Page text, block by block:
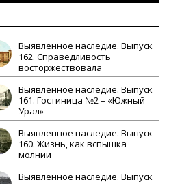
Выявленное наследие. Выпуск
162. Справедливость
восторжествовала
Выявленное наследие. Выпуск
161. Гостиница №2 – «Южный
Урал»
Выявленное наследие. Выпуск
160. Жизнь, как вспышка
молнии
Выявленное наследие. Выпуск